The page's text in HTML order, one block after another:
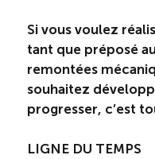
Si vous voulez
tant que préposé
remontées
souhaitez
progresser, c’est
LIGNE DU TEMPS